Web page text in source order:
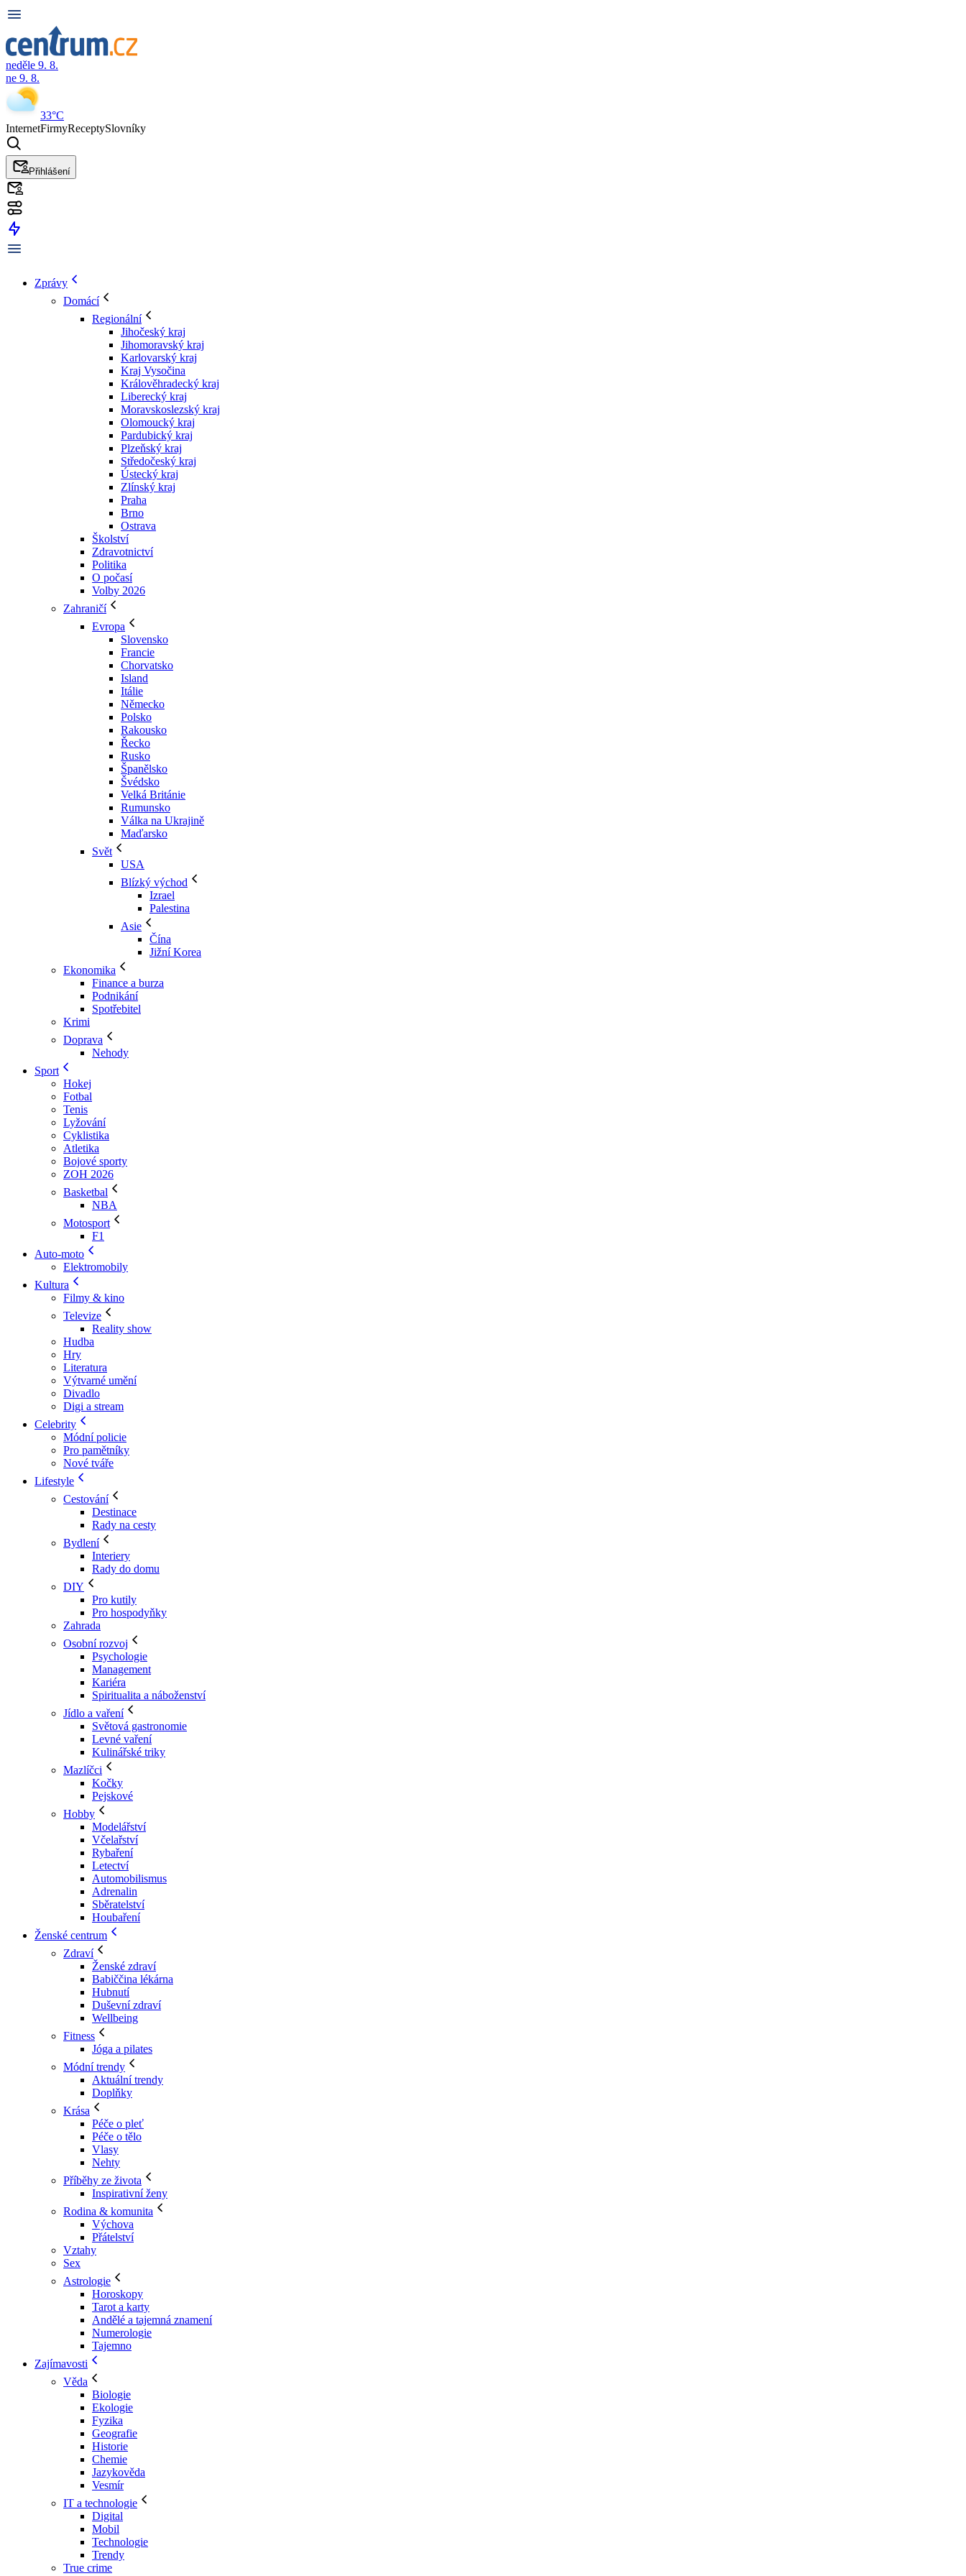
neděle 9. 8.
ne 9. 8.
33°C
InternetFirmyReceptySlovníky
Přihlášení
Zprávy
Domácí
Regionální
Jihočeský kraj
Jihomoravský kraj
Karlovarský kraj
Kraj Vysočina
Králověhradecký kraj
Liberecký kraj
Moravskoslezský kraj
Olomoucký kraj
Pardubický kraj
Plzeňský kraj
Středočeský kraj
Ústecký kraj
Zlínský kraj
Praha
Brno
Ostrava
Školství
Zdravotnictví
Politika
O počasí
Volby 2026
Zahraničí
Evropa
Slovensko
Francie
Chorvatsko
Island
Itálie
Německo
Polsko
Rakousko
Řecko
Rusko
Španělsko
Švédsko
Velká Británie
Rumunsko
Válka na Ukrajině
Maďarsko
Svět
USA
Blízký východ
Izrael
Palestina
Asie
Čína
Jižní Korea
Ekonomika
Finance a burza
Podnikání
Spotřebitel
Krimi
Doprava
Nehody
Sport
Hokej
Fotbal
Tenis
Lyžování
Cyklistika
Atletika
Bojové sporty
ZOH 2026
Basketbal
NBA
Motosport
F1
Auto-moto
Elektromobily
Kultura
Filmy & kino
Televize
Reality show
Hudba
Hry
Literatura
Výtvarné umění
Divadlo
Digi a stream
Celebrity
Módní policie
Pro pamětníky
Nové tváře
Lifestyle
Cestování
Destinace
Rady na cesty
Bydlení
Interiery
Rady do domu
DIY
Pro kutily
Pro hospodyňky
Zahrada
Osobní rozvoj
Psychologie
Management
Kariéra
Spiritualita a náboženství
Jídlo a vaření
Světová gastronomie
Levné vaření
Kulinářské triky
Mazlíčci
Kočky
Pejskové
Hobby
Modelářství
Včelařství
Rybaření
Letectví
Automobilismus
Adrenalin
Sběratelství
Houbaření
Ženské centrum
Zdraví
Ženské zdraví
Babiččina lékárna
Hubnutí
Duševní zdraví
Wellbeing
Fitness
Jóga a pilates
Módní trendy
Aktuální trendy
Doplňky
Krása
Péče o pleť
Péče o tělo
Vlasy
Nehty
Příběhy ze života
Inspirativní ženy
Rodina & komunita
Výchova
Přátelství
Vztahy
Sex
Astrologie
Horoskopy
Tarot a karty
Andělé a tajemná znamení
Numerologie
Tajemno
Zajímavosti
Věda
Biologie
Ekologie
Fyzika
Geografie
Historie
Chemie
Jazykověda
Vesmír
IT a technologie
Digital
Mobil
Technologie
Trendy
True crime